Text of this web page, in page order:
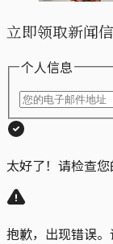
立即领取新闻信
个人信息
太好了！请检查您
抱歉，出现错误。